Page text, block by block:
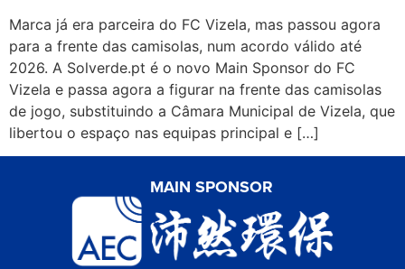
Marca já era parceira do FC Vizela, mas passou agora
para a frente das camisolas, num acordo válido até
2026. A Solverde.pt é o novo Main Sponsor do FC
Vizela e passa agora a figurar na frente das camisolas
de jogo, substituindo a Câmara Municipal de Vizela, que
libertou o espaço nas equipas principal e […]
MAIN SPONSOR